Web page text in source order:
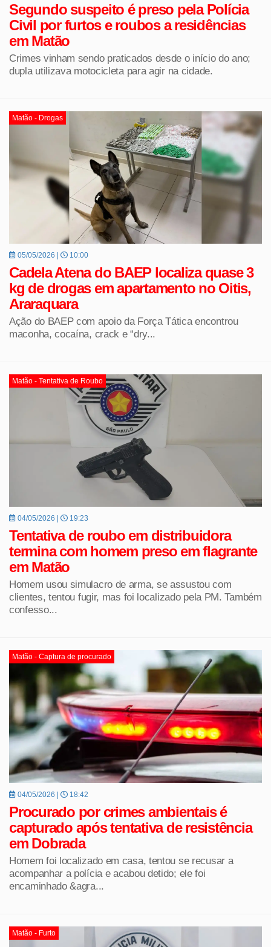
Segundo suspeito é preso pela Polícia
Civil por furtos e roubos a residências
em Matão
Crimes vinham sendo praticados desde o início do ano;
dupla utilizava motocicleta para agir na cidade.
Matão - Drogas
05/05/2026 | 10:00
Cadela Atena do BAEP localiza quase 3
kg de drogas em apartamento no Oitis,
Araraquara
Ação do BAEP com apoio da Força Tática encontrou
maconha, cocaína, crack e “dry...
Matão - Tentativa de Roubo
04/05/2026 | 19:23
Tentativa de roubo em distribuidora
termina com homem preso em flagrante
em Matão
Homem usou simulacro de arma, se assustou com
clientes, tentou fugir, mas foi localizado pela PM. Também
confesso...
Matão - Captura de procurado
04/05/2026 | 18:42
Procurado por crimes ambientais é
capturado após tentativa de resistência
em Dobrada
Homem foi localizado em casa, tentou se recusar a
acompanhar a polícia e acabou detido; ele foi
encaminhado &agra...
Matão - Furto